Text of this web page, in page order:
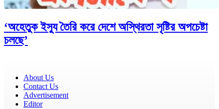
‘অহেতুক ইস্যু তৈরি করে দেশে অস্থিরতা সৃষ্টির অপচেষ্টা
চলছে’
About Us
Contact Us
Advertisement
Editor